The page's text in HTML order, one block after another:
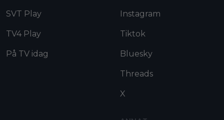
SVT Play
TV4 Play
På TV idag
Instagram
Tiktok
Bluesky
Threads
X